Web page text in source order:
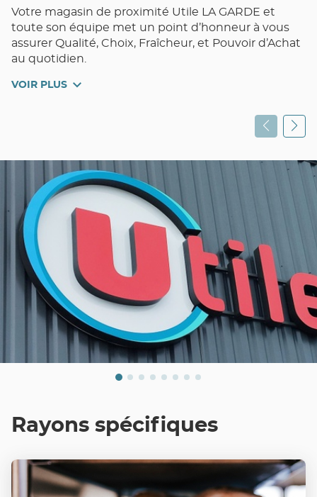
Votre magasin de proximité Utile LA GARDE et
toute son équipe met un point d’honneur à vous
assurer Qualité, Choix, Fraîcheur, et Pouvoir d’Achat
au quotidien.
VOIR PLUS
Rayons spécifiques